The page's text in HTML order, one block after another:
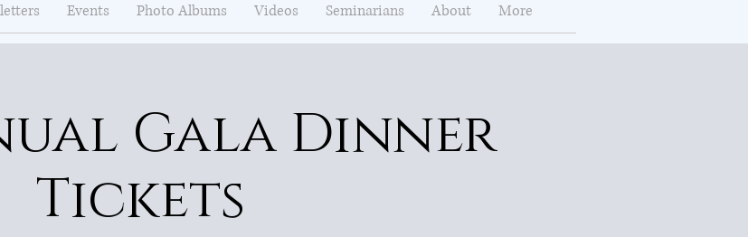
Events Photo Albums Videos Seminarians About More
Gala Dinner
Tickets